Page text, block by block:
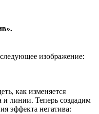
изображение:
как изменяется
и линии. Теперь создадим
эффекта негатива: